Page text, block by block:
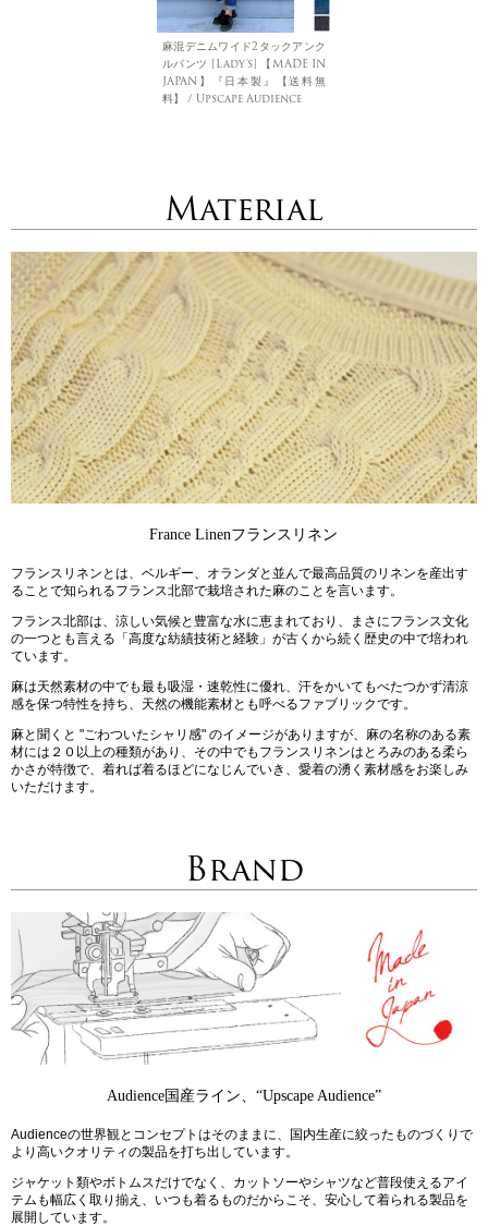
麻混デニムワイド2タックアンク
ルパンツ [Lady's] 【MADE IN
JAPAN】『日本製』【送料無
料】 / Upscape Audience
Material
France Linenフランスリネン
フランスリネンとは、ベルギー、オランダと並んで最高品質のリネンを産出す
ることで知られるフランス北部で栽培された麻のことを言います。
フランス北部は、涼しい気候と豊富な水に恵まれており、まさにフランス文化
の一つとも言える「高度な紡績技術と経験」が古くから続く歴史の中で培われ
ています。
麻は天然素材の中でも最も吸湿・速乾性に優れ、汗をかいてもべたつかず清涼
感を保つ特性を持ち、天然の機能素材とも呼べるファブリックです。
麻と聞くと "ごわついたシャリ感" のイメージがありますが、麻の名称のある素
材には２０以上の種類があり、その中でもフランスリネンはとろみのある柔ら
かさが特徴で、着れば着るほどになじんでいき、愛着の湧く素材感をお楽しみ
いただけます。
Brand
Audience国産ライン、“Upscape Audience”
Audienceの世界観とコンセプトはそのままに、国内生産に絞ったものづくりで
より高いクオリティの製品を打ち出しています。
ジャケット類やボトムスだけでなく、カットソーやシャツなど普段使えるアイ
テムも幅広く取り揃え、いつも着るものだからこそ、安心して着られる製品を
展開しています。